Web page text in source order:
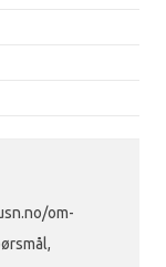
om-